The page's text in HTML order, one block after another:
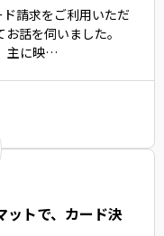
請求をご利用いただ
話を伺いました。
主に映…
ットで、カード決